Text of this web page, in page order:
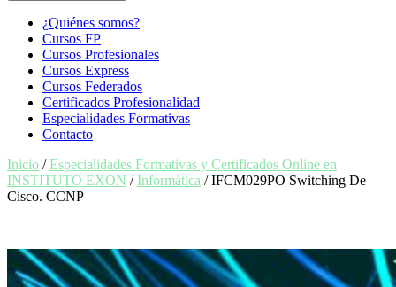
¿Quiénes somos?
Cursos FP
Cursos Profesionales
Cursos Express
Cursos Federados
Certificados Profesionalidad
Especialidades Formativas
Contacto
Inicio /Especialidades Formativas y Certificados Online en
INSTITUTO EXON / Informática / IFCM029PO Switching De
Cisco. CCNP